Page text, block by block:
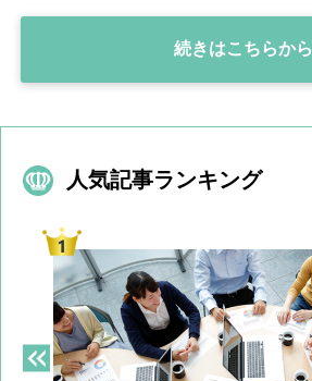
続きはこちらから
人気記事ランキング